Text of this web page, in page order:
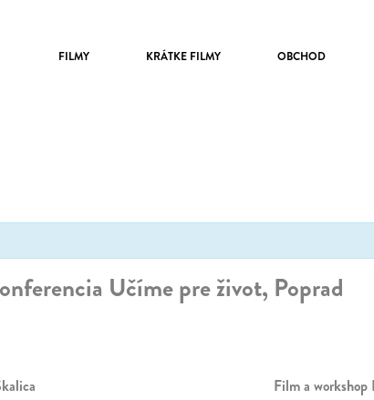
FILMY KRÁTKE FILMY OBCHOD
Učíme pre život, Poprad
Film a workshop